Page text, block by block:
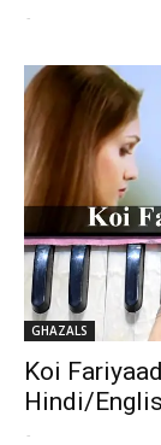
-
GHAZALS
Koi
Hindi/
-